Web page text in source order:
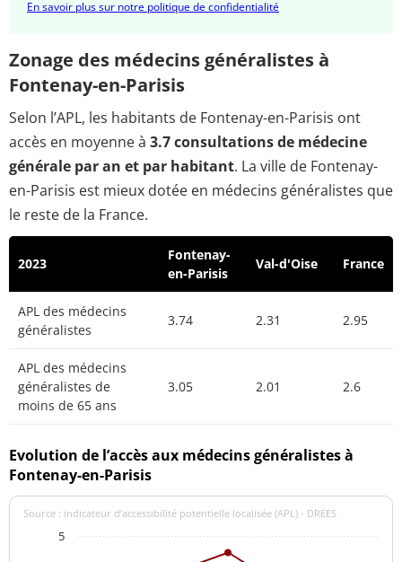
En savoir plus sur notre politique de confidentialité
Zonage des médecins généralistes à
Fontenay-en-Parisis
Selon l’APL, les habitants de Fontenay-en-Parisis ont
accès en moyenne à 3.7 consultations de médecine
générale par an et par habitant. La ville de Fontenay-
en-Parisis est mieux dotée en médecins généralistes que
le reste de la France.
2023
Fontenay-
en-Parisis
Val-d'Oise France
APL des médecins
généralistes
3.74 2.31 2.95
APL des médecins
généralistes de
moins de 65 ans
3.05 2.01 2.6
Evolution de l’accès aux médecins généralistes à
Fontenay-en-Parisis
Source : indicateur d’accessibilité potentielle localisée (APL) - DREES
5